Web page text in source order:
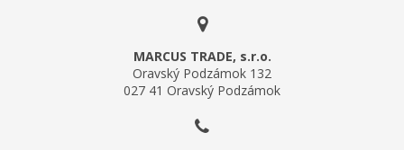
MARCUS TRADE, s.r.o.
Oravský Podzámok 132
027 41 Oravský Podzámok